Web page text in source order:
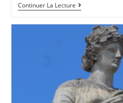
Continuer La Lecture